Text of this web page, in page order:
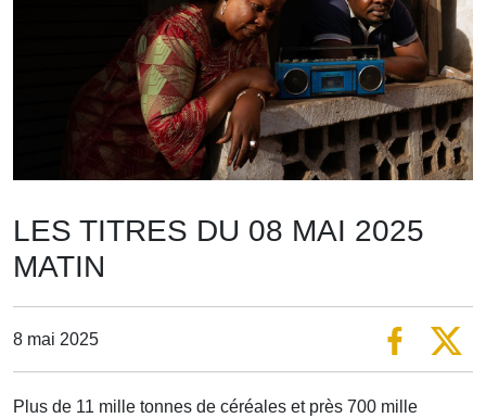
LES TITRES DU 08 MAI 2025
MATIN
8 mai 2025
Plus de 11 mille tonnes de céréales et près 700 mille